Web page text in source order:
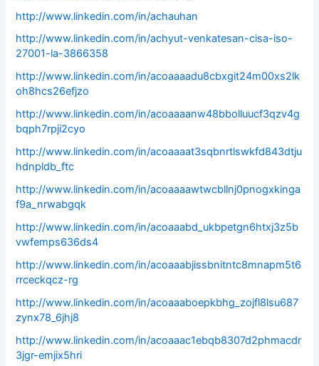
http://www.linkedin.com/in/achauhan
http://www.linkedin.com/in/achyut-venkatesan-cisa-iso-
27001-la-3866358
http://www.linkedin.com/in/acoaaaadu8cbxgit24m00xs2lk
oh8hcs26efjzo
http://www.linkedin.com/in/acoaaaanw48bbolluucf3qzv4g
bqph7rpji2cyo
http://www.linkedin.com/in/acoaaaat3sqbnrtlswkfd843dtju
hdnpldb_ftc
http://www.linkedin.com/in/acoaaaawtwcbllnj0pnogxkinga
f9a_nrwabgqk
http://www.linkedin.com/in/acoaaabd_ukbpetgn6htxj3z5b
vwfemps636ds4
http://www.linkedin.com/in/acoaaabjissbnitntc8mnapm5t6
rrceckqcz-rg
http://www.linkedin.com/in/acoaaaboepkbhg_zojfl8lsu687
zynx78_6jhj8
http://www.linkedin.com/in/acoaaac1ebqb8307d2phmacdr
3jgr-emjix5hri